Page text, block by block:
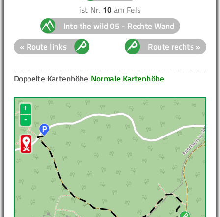
ist Nr. 10 am Fels
Into the wild 05 - Rechte Wand
« Route links
Route rechts »
Normale Kartenhöhe
Doppelte Kartenhöhe
+
-